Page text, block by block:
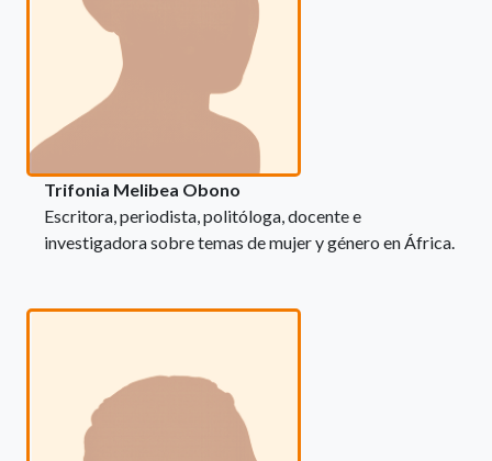
Trifonia Melibea Obono
Escritora, periodista, politóloga, docente e
investigadora sobre temas de mujer y género en África.